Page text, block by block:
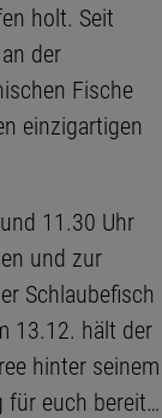
holt. Seit
der
Fische
einzigartigen
11.30 Uhr
und zur
Schlaubefisch
13.12. hält der
hinter seinem
für euch bereit…